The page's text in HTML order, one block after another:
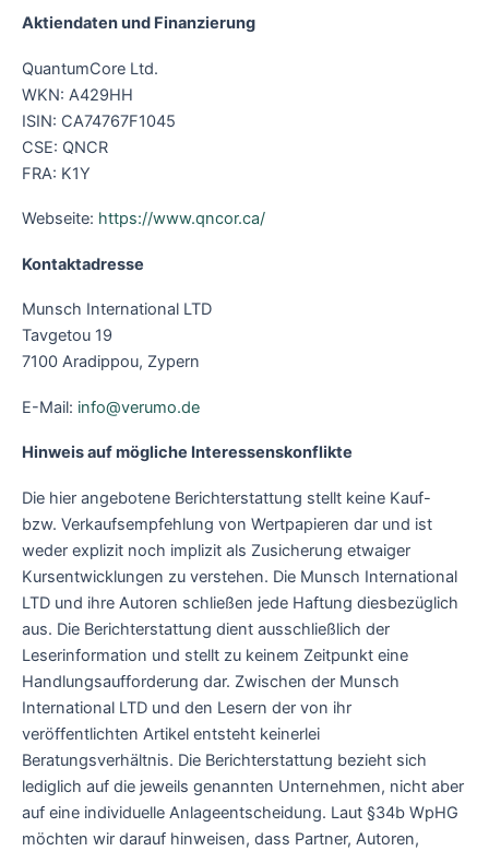
Aktiendaten und Finanzierung
QuantumCore Ltd.
WKN: A429HH
ISIN: CA74767F1045
CSE: QNCR
FRA: K1Y
Webseite: https://www.qncor.ca/
Kontaktadresse
Munsch International LTD
Tavgetou 19
7100 Aradippou, Zypern
E-Mail: info@verumo.de
Hinweis auf mögliche Interessenskonflikte
Die hier angebotene Berichterstattung stellt keine Kauf-
bzw. Verkaufsempfehlung von Wertpapieren dar und ist
weder explizit noch implizit als Zusicherung etwaiger
Kursentwicklungen zu verstehen. Die Munsch International
LTD und ihre Autoren schließen jede Haftung diesbezüglich
aus. Die Berichterstattung dient ausschließlich der
Leserinformation und stellt zu keinem Zeitpunkt eine
Handlungsaufforderung dar. Zwischen der Munsch
International LTD und den Lesern der von ihr
veröffentlichten Artikel entsteht keinerlei
Beratungsverhältnis. Die Berichterstattung bezieht sich
lediglich auf die jeweils genannten Unternehmen, nicht aber
auf eine individuelle Anlageentscheidung. Laut §34b WpHG
möchten wir darauf hinweisen, dass Partner, Autoren,